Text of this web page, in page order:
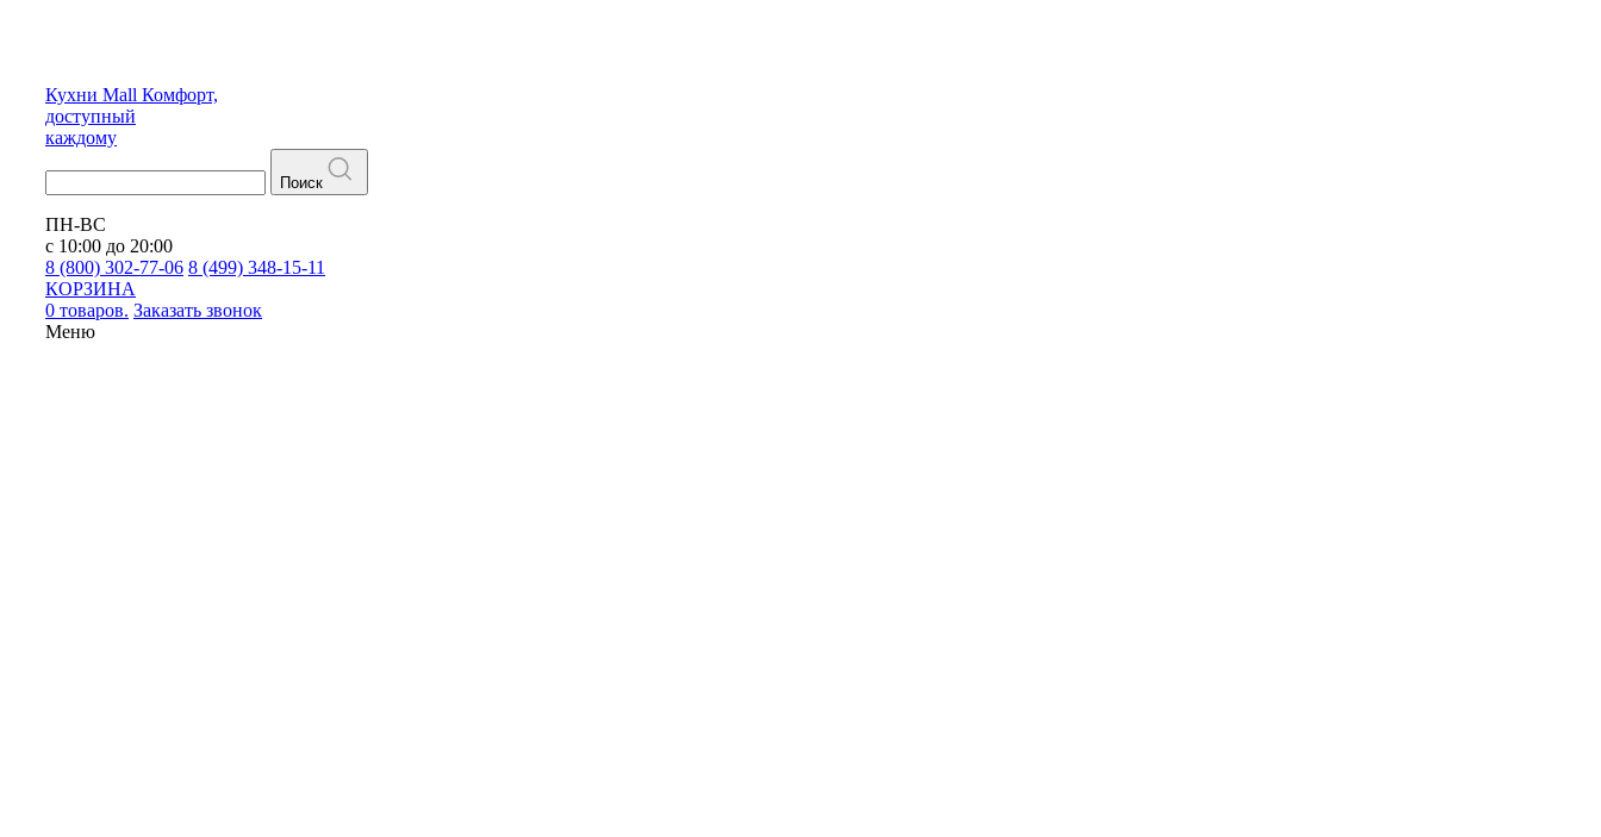
Кухни Mall Комфорт,
доступный
каждому
Поиск
ПН-ВС
с 10:00 до 20:00
8 (800) 302-77-06 8 (499) 348-15-11
КОРЗИНА
0 товаров. Заказать звонок
Меню